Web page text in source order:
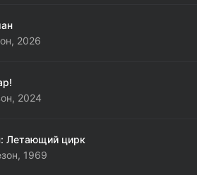
2026
2024
Летающий цирк
1969